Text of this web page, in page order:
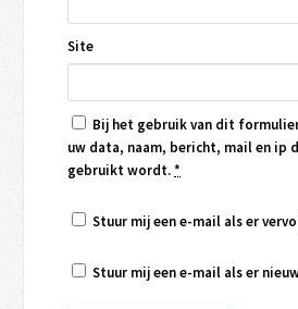
Site
Bij het gebruik van dit
uw data, naam, bericht, mail en ip
gebruikt wordt.*
Stuur mij een e-mail als er
Stuur mij een e-mail als er